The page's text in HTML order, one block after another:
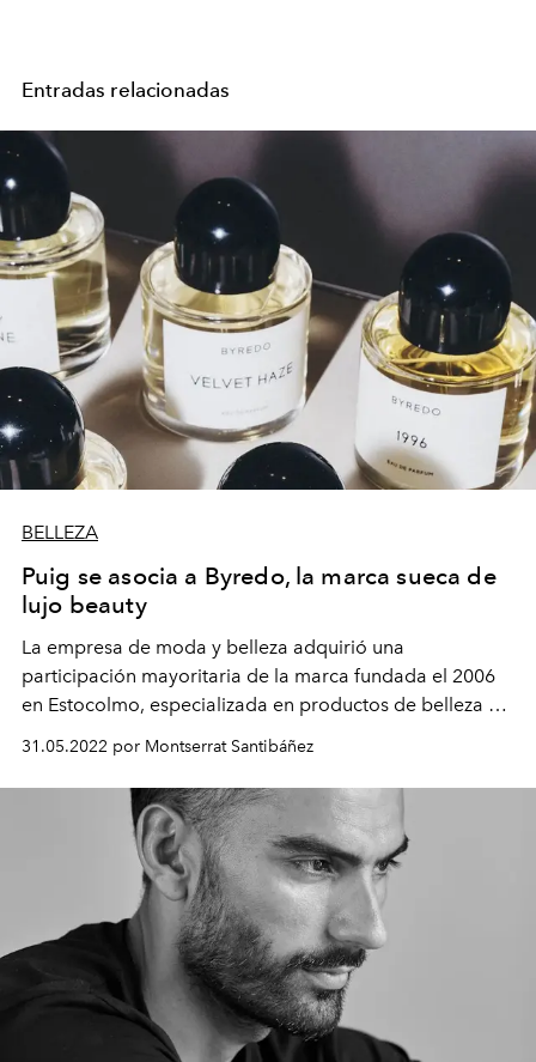
Entradas relacionadas
BELLEZA
Puig se asocia a Byredo, la marca sueca de
lujo beauty
La empresa de moda y belleza adquirió una
participación mayoritaria de la marca fundada el 2006
en Estocolmo, especializada en productos de belleza y
31.05.2022 por Montserrat Santibáñez